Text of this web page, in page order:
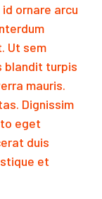
ornare arcu
Ut sem
blandit turpis
mauris.
Dignissim
eget
duis
et